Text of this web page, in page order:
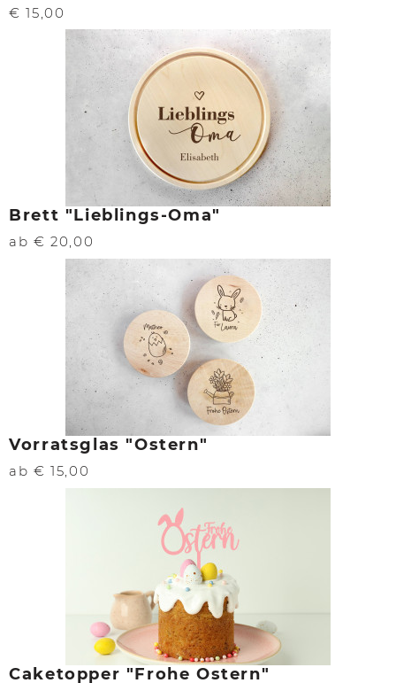
€ 15,00
Brett "Lieblings-Oma"
ab € 20,00
Vorratsglas "Ostern"
ab € 15,00
Caketopper "Frohe Ostern"